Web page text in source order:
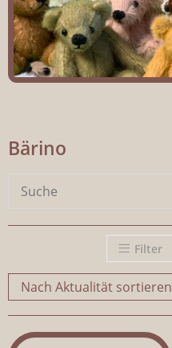
Bärino
Filter
Nach Aktualität sortieren